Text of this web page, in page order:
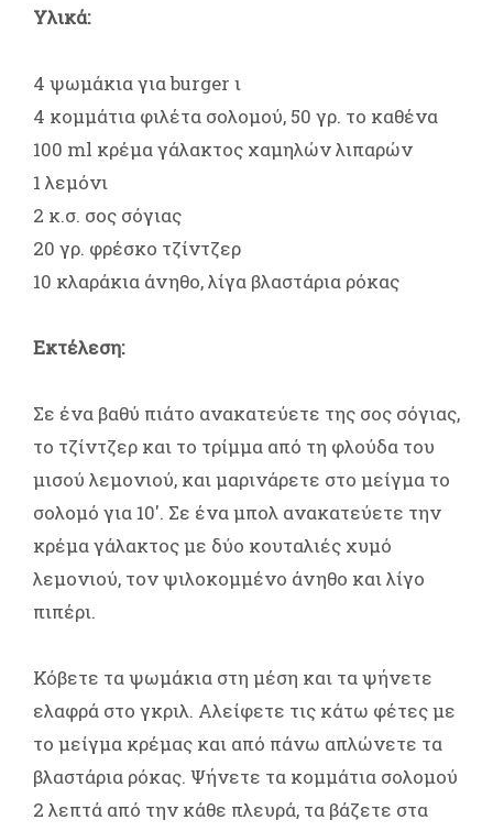
Υλικά:
4 ψωμάκια για burger ι
4 κομμάτια φιλέτα σολομού, 50 γρ. το καθένα
100 ml κρέμα γάλακτος χαμηλών λιπαρών
1 λεμόνι
2 κ.σ. σος σόγιας
20 γρ. φρέσκο τζίντζερ
10 κλαράκια άνηθο, λίγα βλαστάρια ρόκας
Εκτέλεση:
Σε ένα βαθύ πιάτο ανακατεύετε της σος σόγιας,
το τζίντζερ και το τρίμμα από τη φλούδα του
μισού λεμονιού, και μαρινάρετε στο μείγμα το
σολομό για 10'. Σε ένα μπολ ανακατεύετε την
κρέμα γάλακτος με δύο κουταλιές χυμό
λεμονιού, τον ψιλοκομμένο άνηθο και λίγο
πιπέρι.
Κόβετε τα ψωμάκια στη μέση και τα ψήνετε
ελαφρά στο γκριλ. Αλείφετε τις κάτω φέτες με
το μείγμα κρέμας και από πάνω απλώνετε τα
βλαστάρια ρόκας. Ψήνετε τα κομμάτια σολομού
2 λεπτά από την κάθε πλευρά, τα βάζετε στα